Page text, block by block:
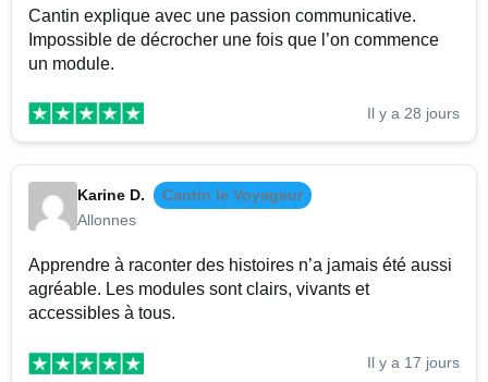
Cantin explique avec une passion communicative.
Impossible de décrocher une fois que l’on commence
un module.
Il y a 28 jours
Karine D.
Cantin le Voyageur
Allonnes
Apprendre à raconter des histoires n’a jamais été aussi
agréable. Les modules sont clairs, vivants et
accessibles à tous.
Il y a 17 jours